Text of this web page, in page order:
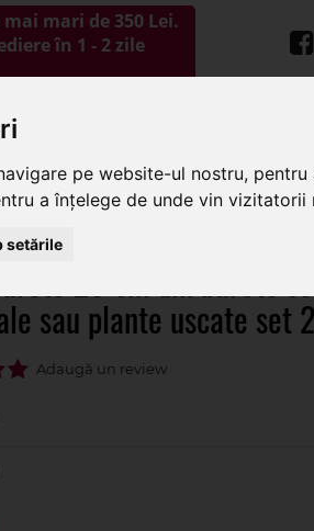
pe website-ul nostru,
a înțelege de unde vin vizitatorii
setările
mari de 350 Lei.
în 1 - 2 zile
plante uscate set 2 buc
20 cm din burete
sau plante uscate set